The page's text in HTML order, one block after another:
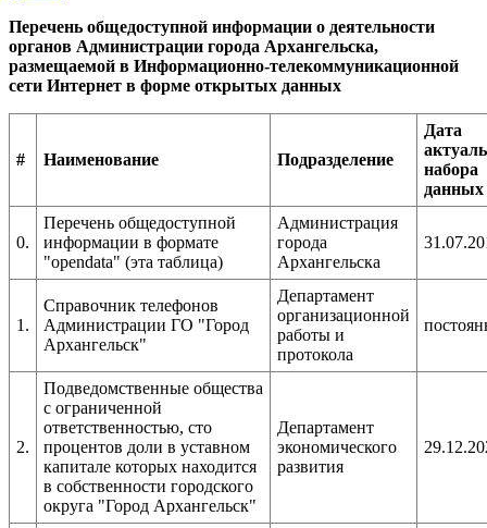
Перечень общедоступной информации о деятельности
органов Администрации города Архангельска,
размещаемой в Информационно-телекоммуникационной
сети Интернет в форме открытых данных
# Наименование Подразделение
Дата
набора
данных
0.
Перечень общедоступной
информации в формате
"opendata" (эта таблица)
Администрация
города
Архангельска
1.
Справочник телефонов
Администрации ГО "Город
Архангельск"
Департамент
организационной
работы и
протокола
2.
Подведомственные общества
с ограниченной
ответственностью, сто
процентов доли в уставном
капитале которых находится
в собственности городского
округа "Город Архангельск"
Департамент
экономического
развития